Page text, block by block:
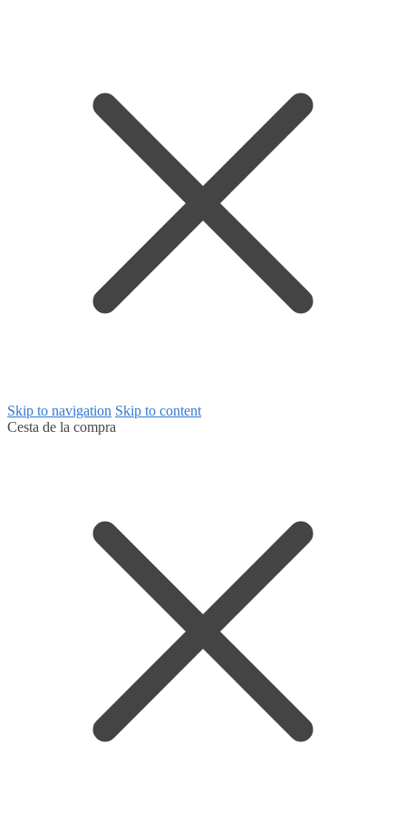
Skip to navigation Skip to content
Cesta de la compra